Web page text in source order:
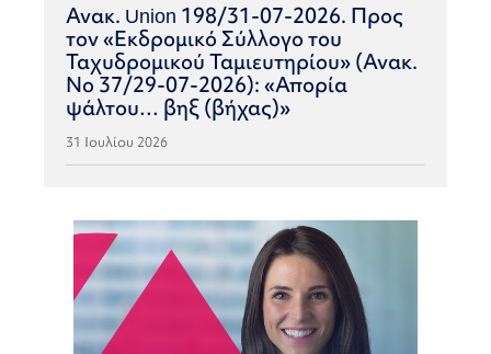
Ανακ. Union 198/31-07-2026. Προς
τον «Εκδρομικό Σύλλογο του
Ταχυδρομικού Ταμιευτηρίου» (Ανακ.
Νο 37/29-07-2026): «Απορία
ψάλτου… βηξ (βήχας)»
31 Ιουλίου 2026